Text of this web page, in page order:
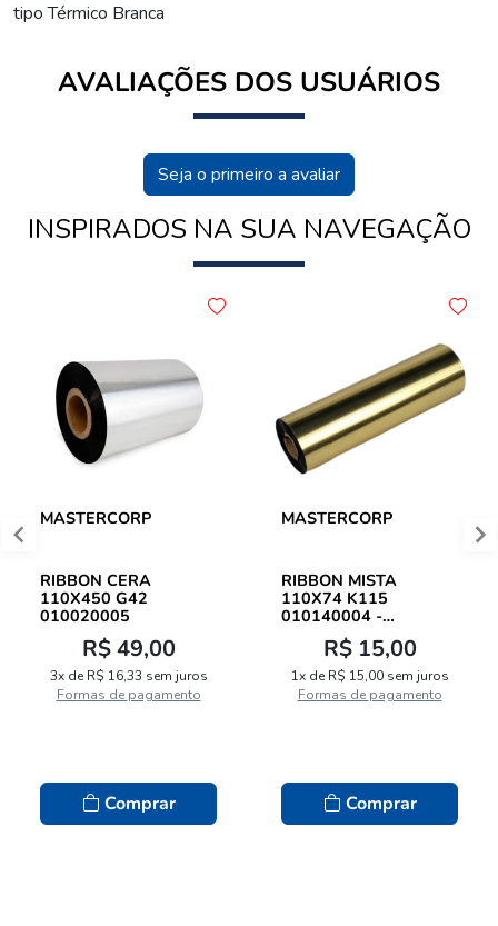
tipo Térmico Branca
AVALIAÇÕES DOS USUÁRIOS
Seja o primeiro a avaliar
INSPIRADOS NA SUA NAVEGAÇÃO
MASTERCORP
RIBBON CERA
110X450 G42
010020005
R$ 49,00
3x de R$ 16,33 sem juros
Formas de pagamento
Comprar
MASTERCORP
RIBBON MISTA
110X74 K115
010140004 -
MASTERCORP
R$ 15,00
1x de R$ 15,00 sem juros
Formas de pagamento
Comprar